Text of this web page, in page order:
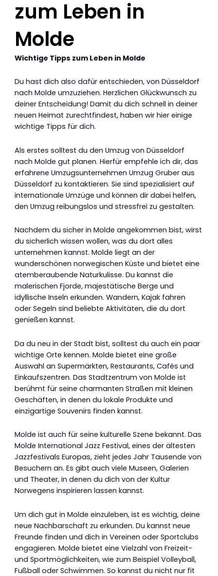
zum Leben in
Molde
Wichtige Tipps zum Leben in Molde
Du hast dich also dafür entschieden, von Düsseldorf
nach Molde umzuziehen. Herzlichen Glückwunsch zu
deiner Entscheidung! Damit du dich schnell in deiner
neuen Heimat zurechtfindest, haben wir hier einige
wichtige Tipps für dich.
Als erstes solltest du den Umzug von Düsseldorf
nach Molde gut planen. Hierfür empfehle ich dir, das
erfahrene Umzugsunternehmen Umzug Gruber aus
Düsseldorf zu kontaktieren. Sie sind spezialisiert auf
internationale Umzüge und können dir dabei helfen,
den Umzug reibungslos und stressfrei zu gestalten.
Nachdem du sicher in Molde angekommen bist, wirst
du sicherlich wissen wollen, was du dort alles
unternehmen kannst. Molde liegt an der
wunderschönen norwegischen Küste und bietet eine
atemberaubende Naturkulisse. Du kannst die
malerischen Fjorde, majestätische Berge und
idyllische Inseln erkunden. Wandern, Kajak fahren
oder Segeln sind beliebte Aktivitäten, die du dort
genießen kannst.
Da du neu in der Stadt bist, solltest du auch ein paar
wichtige Orte kennen. Molde bietet eine große
Auswahl an Supermärkten, Restaurants, Cafés und
Einkaufszentren. Das Stadtzentrum von Molde ist
berühmt für seine charmanten Straßen mit kleinen
Geschäften, in denen du lokale Produkte und
einzigartige Souvenirs finden kannst.
Molde ist auch für seine kulturelle Szene bekannt. Das
Molde International Jazz Festival, eines der ältesten
Jazzfestivals Europas, zieht jedes Jahr Tausende von
Besuchern an. Es gibt auch viele Museen, Galerien
und Theater, in denen du dich von der Kultur
Norwegens inspirieren lassen kannst.
Um dich gut in Molde einzuleben, ist es wichtig, deine
neue Nachbarschaft zu erkunden. Du kannst neue
Freunde finden und dich in Vereinen oder Sportclubs
engagieren. Molde bietet eine Vielzahl von Freizeit-
und Sportmöglichkeiten, wie zum Beispiel Volleyball,
Fußball oder Schwimmen. So kannst du nicht nur fit